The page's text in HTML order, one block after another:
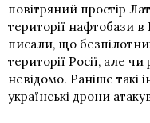
повітряний простір
території нафтобази в
писали, що
території Росії, але
невідомо. Раніше такі
українські дрони